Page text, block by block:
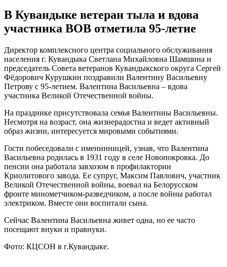
В Кувандыке ветеран тыла и вдова
участника ВОВ отметила 95-летие
Директор комплексного центра социального обслуживания
населения г. Кувандыка Светлана Михайловна Шамшина и
председатель Совета ветеранов Кувандыкского округа Сергей
Фёдорович Курушкин поздравили Валентину Васильевну
Петрову с 95-летием. Валентина Васильевна – вдова
участника Великой Отечественной войны.
На празднике присутствовала семья Валентины Васильевны.
Несмотря на возраст, она жизнерадостна и ведет активный
образ жизни, интересуется мировыми событиями.
Гости побеседовали с именинницей, узнав, что Валентина
Васильевна родилась в 1931 году в селе Новопокровка. До
пенсии она работала завхозом в профилактории
Криолитового завода. Ее супруг, Максим Павлович, участник
Великой Отечественной войны, воевал на Белорусском
фронте минометчиком-разведчиком, а после войны работал
электриком. Вместе они воспитали сына.
Сейчас Валентина Васильевна живет одна, но ее часто
посещают внуки и правнуки.
Фото: КЦСОН в г.Кувандыке.